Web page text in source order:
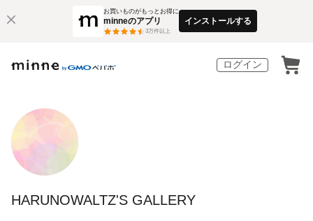
お買いものがもっとお得に
minneのアプリ
3万件以上
インストールする
ログイン
HARUNOWALTZ'S GALLERY